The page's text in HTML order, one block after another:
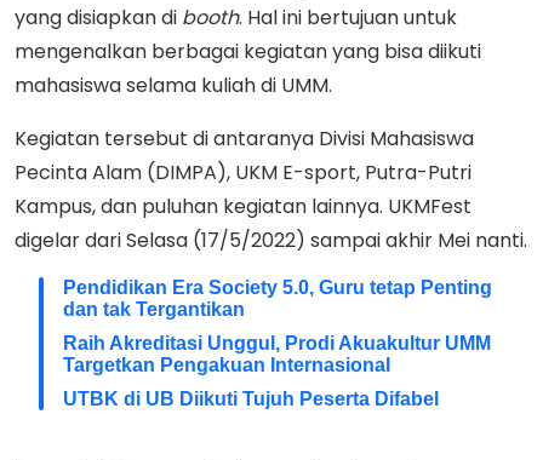
yang disiapkan di booth. Hal ini bertujuan untuk
mengenalkan berbagai kegiatan yang bisa diikuti
mahasiswa selama kuliah di UMM.
Kegiatan tersebut di antaranya Divisi Mahasiswa
Pecinta Alam (DIMPA), UKM E-sport, Putra-Putri
Kampus, dan puluhan kegiatan lainnya. UKMFest
digelar dari Selasa (17/5/2022) sampai akhir Mei nanti.
Pendidikan Era Society 5.0, Guru tetap Penting
dan tak Tergantikan
Raih Akreditasi Unggul, Prodi Akuakultur UMM
Targetkan Pengakuan Internasional
UTBK di UB Diikuti Tujuh Peserta Difabel